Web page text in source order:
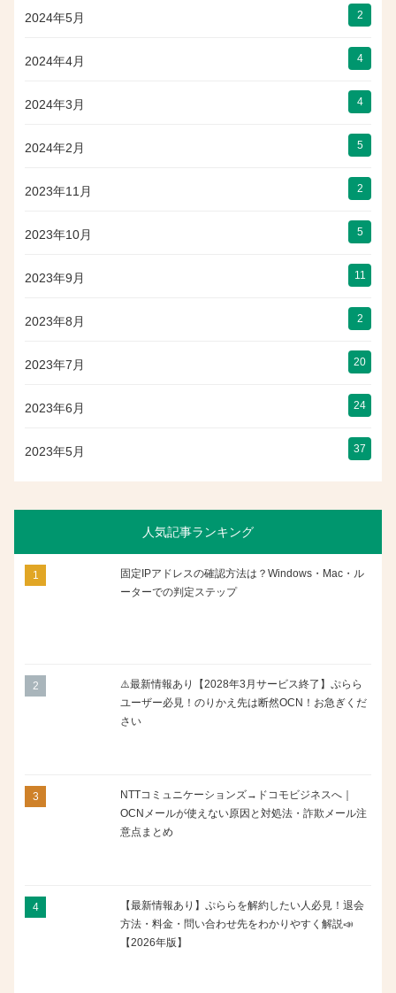
2024年5月 2
2024年4月 4
2024年3月 4
2024年2月 5
2023年11月 2
2023年10月 5
2023年9月 11
2023年8月 2
2023年7月 20
2023年6月 24
2023年5月 37
人気記事ランキング
固定IPアドレスの確認方法は？Windows・Mac・ル
ーターでの判定ステップ
⚠️最新情報あり【2028年3月サービス終了】ぷらら
ユーザー必見！のりかえ先は断然OCN！お急ぎくだ
さい
NTTコミュニケーションズ→ドコモビジネスへ｜
OCNメールが使えない原因と対処法・詐欺メール注
意点まとめ
【最新情報あり】ぷららを解約したい人必見！退会
方法・料金・問い合わせ先をわかりやすく解説📣
【2026年版】